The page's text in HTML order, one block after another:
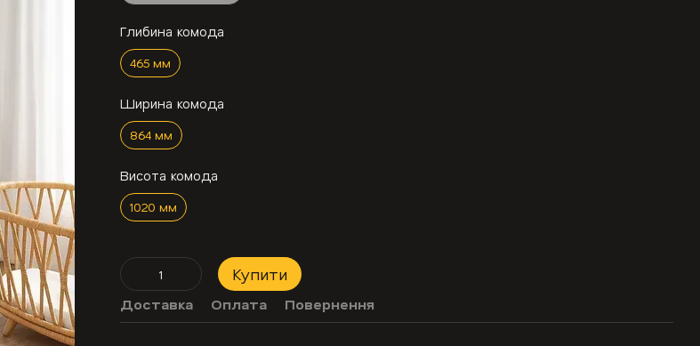
Глибина комода
465 мм
Ширина комода
864 мм
Висота комода
1020 мм
Купити
Доставка Оплата Повернення